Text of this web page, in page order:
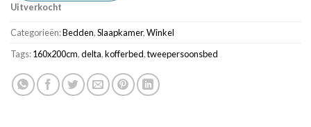
Uitverkocht
Categorieën:Bedden,Slaapkamer,Winkel
Tags:160x200cm,delta,kofferbed,tweepersoonsbed